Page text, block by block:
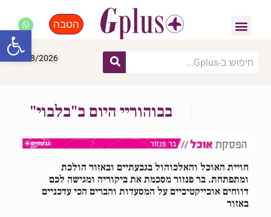
הטבה
08/08/2026
בבוהוריי היום ב"בלבוי"
חויית האוכל והאלכוהול בגבעתיים ובאזור הולכת
ומתפתחת. בר פנזור מסכמת את ביקוריה ומגישה לכם
דווחים אובייקטיביים על המסעדות והברים הכי עדכניים
באזור
פתח